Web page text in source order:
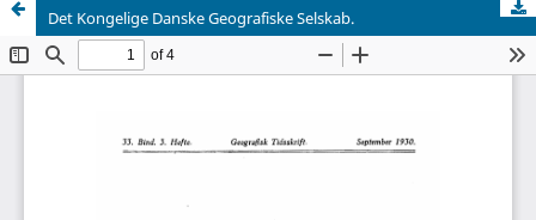
Det Kongelige Danske Geografiske Selskab.